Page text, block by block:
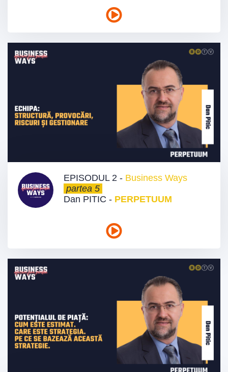
EPISODUL 2 - Business Ways
partea 5
Dan PITIC - PERPETUUM